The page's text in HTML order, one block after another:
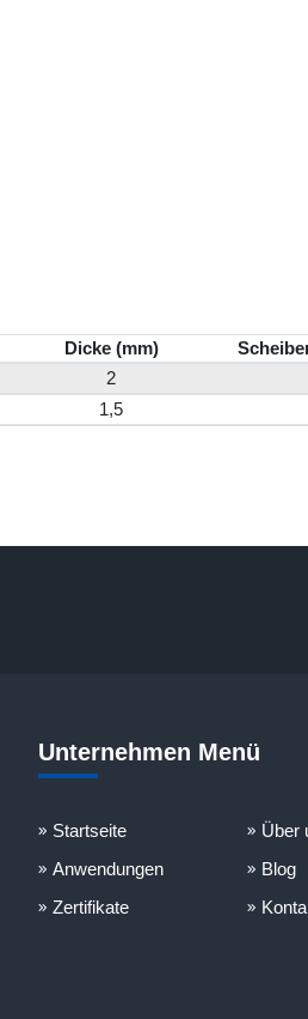
Dicke (mm)
2
1,5
Unternehmen Menü
Startseite
Über
Anwendungen
Blog
Zertifikate